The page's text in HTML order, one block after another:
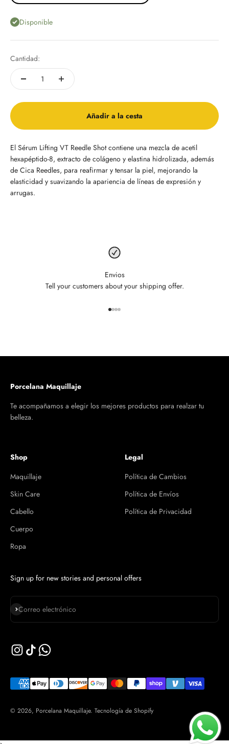
Disponible
Cantidad:
Añadir a la cesta
El Sérum Lifting VT Reedle Shot contiene una mezcla de acetil
hexapéptido-8, extracto de colágeno y elastina hidrolizada, además
de Cica Reedles, para reafirmar y tensar la piel, mejorando la
elasticidad y suavizando la apariencia de líneas de expresión y
arrugas.
Envios
Tell your customers about your shipping offer.
Porcelana Maquillaje
Te acompañamos a elegir los mejores productos para realzar tu
belleza.
Shop
Maquillaje
Skin Care
Cabello
Cuerpo
Ropa
Legal
Política de Cambios
Política de Envíos
Política de Privacidad
Sign up for new stories and personal offers
Correo electrónico
Suscribirse
© 2026, Porcelana Maquillaje. Tecnología de Shopify